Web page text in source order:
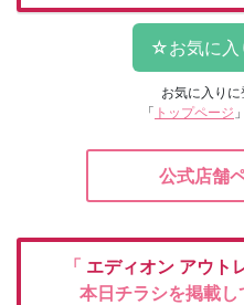
お気に入り
「 トップページ
公式店舗
「 エディオン アウト
本日チラシを掲載し